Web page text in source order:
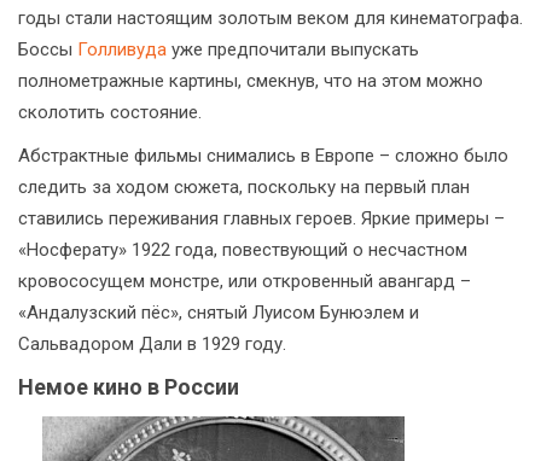
годы стали настоящим золотым веком для кинематографа.
Боссы Голливуда уже предпочитали выпускать
полнометражные картины, смекнув, что на этом можно
сколотить состояние.
Абстрактные фильмы снимались в Европе – сложно было
следить за ходом сюжета, поскольку на первый план
ставились переживания главных героев. Яркие примеры –
«Носферату» 1922 года, повествующий о несчастном
кровососущем монстре, или откровенный авангард –
«Андалузский пёс», снятый Луисом Бунюэлем и
Сальвадором Дали в 1929 году.
Немое кино в России